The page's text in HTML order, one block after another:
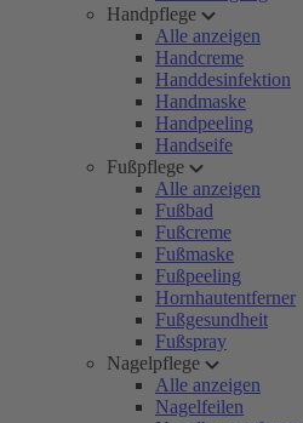
Handpflege
Alle anzeigen
Handcreme
Handdesinfektion
Handmaske
Handpeeling
Handseife
Fußpflege
Alle anzeigen
Fußbad
Fußcreme
Fußmaske
Fußpeeling
Hornhautentferner
Fußgesundheit
Fußspray
Nagelpflege
Alle anzeigen
Nagelfeilen